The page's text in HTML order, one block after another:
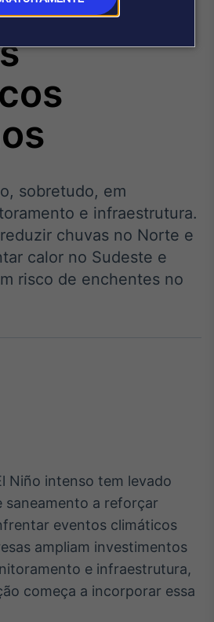
Broadcast
Tudo sobre o
agronegócio
Político
Os bastidores da
política em tempo
real
Broadcast
Broadcast
OTC
Plataforma para
negociação de
ativos
para
sobretudo, em
e infraestrutura.
chuvas no Norte e
calor no Sudeste e
risco de enchentes no
Niño intenso tem levado
saneamento a reforçar
eventos climáticos
ampliam investimentos
e infraestrutura,
começa a incorporar essa